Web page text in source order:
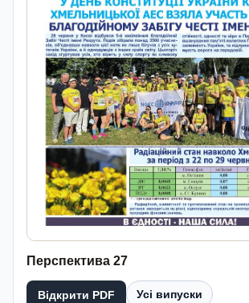
Перспектива 27
Відкрити PDF Усі випуски